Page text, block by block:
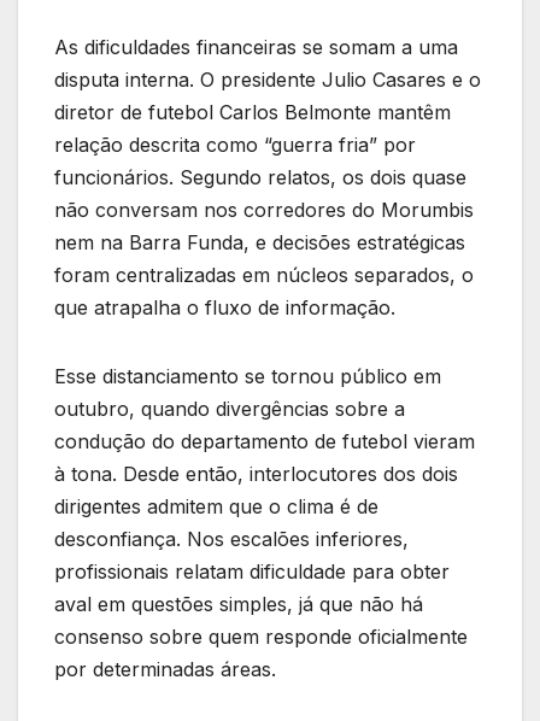
As dificuldades financeiras se somam a uma
disputa interna. O presidente Julio Casares e o
diretor de futebol Carlos Belmonte mantêm
relação descrita como “guerra fria” por
funcionários. Segundo relatos, os dois quase
não conversam nos corredores do Morumbis
nem na Barra Funda, e decisões estratégicas
foram centralizadas em núcleos separados, o
que atrapalha o fluxo de informação.
Esse distanciamento se tornou público em
outubro, quando divergências sobre a
condução do departamento de futebol vieram
à tona. Desde então, interlocutores dos dois
dirigentes admitem que o clima é de
desconfiança. Nos escalões inferiores,
profissionais relatam dificuldade para obter
aval em questões simples, já que não há
consenso sobre quem responde oficialmente
por determinadas áreas.